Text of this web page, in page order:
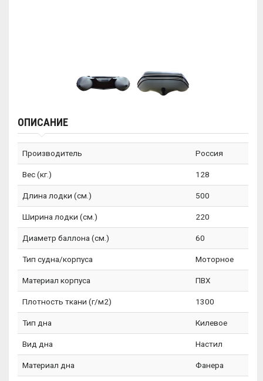
ОПИСАНИЕ
Производитель Россия
Вес (кг.) 128
Длина лодки (см.) 500
Ширина лодки (см.) 220
Диаметр баллона (см.) 60
Тип судна/корпуса Моторное
Материал корпуса ПВХ
Плотность ткани (г/м2) 1300
Тип дна Килевое
Вид дна Настил
Материал дна Фанера